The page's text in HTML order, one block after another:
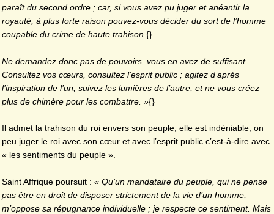
paraît du second ordre ; car, si vous avez pu juger et anéantir la
royauté, à plus forte raison pouvez-vous décider du sort de l’homme
coupable du crime de haute trahison.{}
Ne demandez donc pas de pouvoirs, vous en avez de suffisant.
Consultez vos cœurs, consultez l’esprit public ; agitez d’après
l’inspiration de l’un, suivez les lumières de l’autre, et ne vous créez
plus de chimère pour les combattre. »{}
Il admet la trahison du roi envers son peuple, elle est indéniable, on
peu juger le roi avec son cœur et avec l’esprit public c’est-à-dire avec
« les sentiments du peuple ».
Saint Affrique poursuit : « Qu’un mandataire du peuple, qui ne pense
pas être en droit de disposer strictement de la vie d’un homme,
m’oppose sa répugnance individuelle ; je respecte ce sentiment. Mais